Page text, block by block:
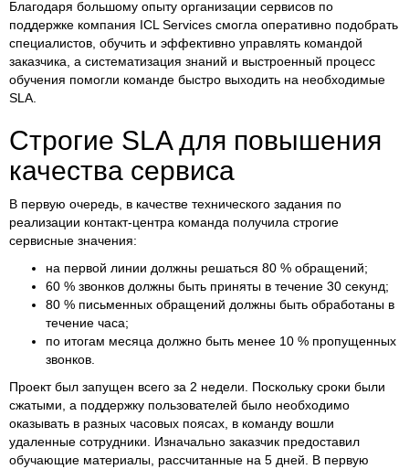
Благодаря большому опыту организации сервисов по
поддержке компания ICL Services смогла оперативно подобрать
специалистов, обучить и эффективно управлять командой
заказчика, а систематизация знаний и выстроенный процесс
обучения помогли команде быстро выходить на необходимые
SLA.
Строгие SLA для повышения
качества сервиса
В первую очередь, в качестве технического задания по
реализации контакт-центра команда получила строгие
сервисные значения:
на первой линии должны решаться 80 % обращений;
60 % звонков должны быть приняты в течение 30 секунд;
80 % письменных обращений должны быть обработаны в
течение часа;
по итогам месяца должно быть менее 10 % пропущенных
звонков.
Проект был запущен всего за 2 недели. Поскольку сроки были
сжатыми, а поддержку пользователей было необходимо
оказывать в разных часовых поясах, в команду вошли
удаленные сотрудники. Изначально заказчик предоставил
обучающие материалы, рассчитанные на 5 дней. В первую